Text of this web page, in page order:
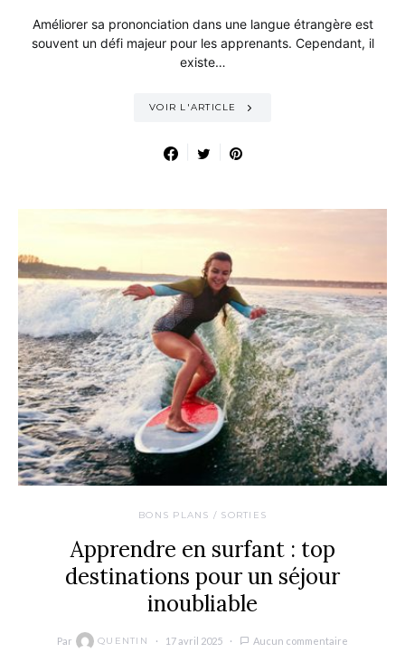
Améliorer sa prononciation dans une langue étrangère est
souvent un défi majeur pour les apprenants. Cependant, il
existe…
VOIR L'ARTICLE
BONS PLANS / SORTIES
Apprendre en surfant : top
destinations pour un séjour
inoubliable
Par QUENTIN 17 avril 2025 Aucun commentaire